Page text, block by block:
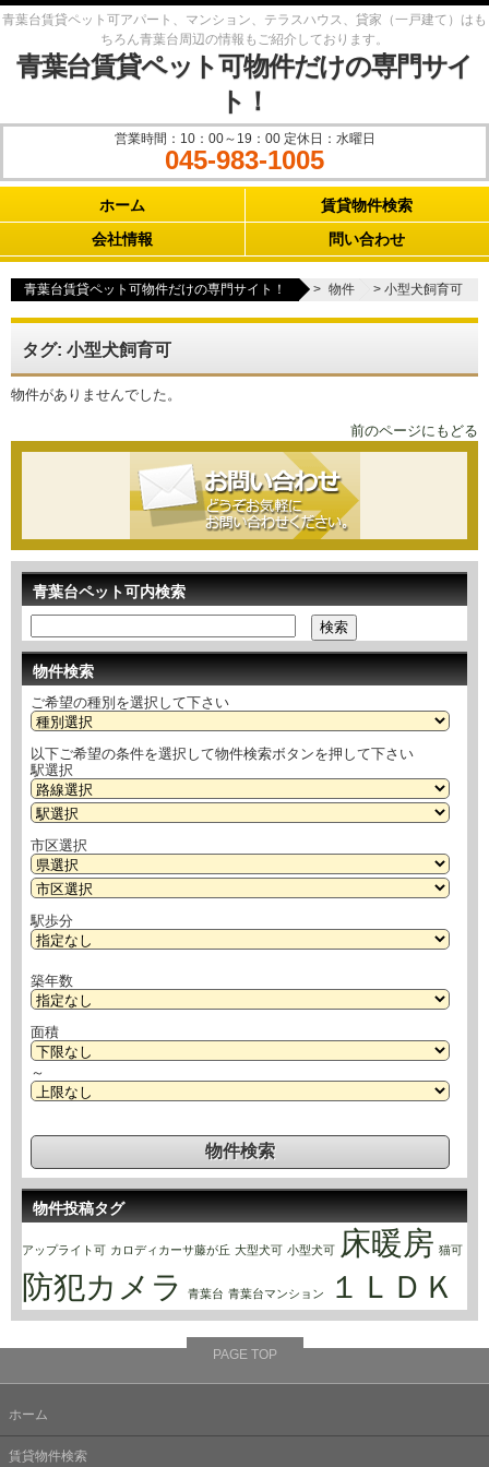
青葉台賃貸ペット可アパート、マンション、テラスハウス、貸家（一戸建て）はも
ちろん青葉台周辺の情報もご紹介しております。
青葉台賃貸ペット可物件だけの専門サイ
ト！
営業時間：10：00～19：00 定休日：水曜日
045-983-1005
ホーム
賃貸物件検索
会社情報
問い合わせ
青葉台賃貸ペット可物件だけの専門サイト！ > 物件 > 小型犬飼育可
タグ: 小型犬飼育可
物件がありませんでした。
前のページにもどる
青葉台ペット可内検索
物件検索
ご希望の種別を選択して下さい
以下ご希望の条件を選択して物件検索ボタンを押して下さい
駅選択
市区選択
駅歩分
築年数
面積
～
物件投稿タグ
アップライト可 カロディカーサ藤が丘 大型犬可 小型犬可 床暖房 猫可
防犯カメラ 青葉台 青葉台マンション １ＬＤＫ
PAGE TOP
ホーム
賃貸物件検索